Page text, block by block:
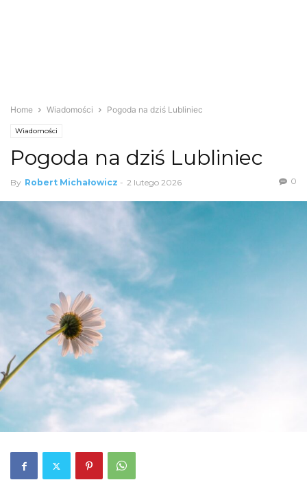
Home Wiadomości Pogoda na dziś Lubliniec
Wiadomości
Pogoda na dziś Lubliniec
By Robert Michałowicz - 2 lutego 2026 0